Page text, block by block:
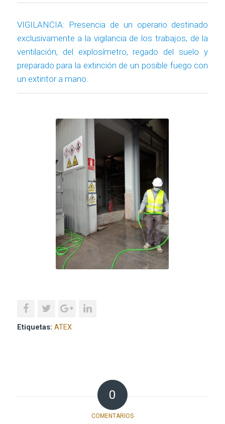
VIGILANCIA: Presencia de un operario destinado
exclusivamente a la vigilancia de los trabajos, de la
ventilación, del explosímetro, regado del suelo y
preparado para la extinción de un posible fuego con
un extintor a mano.
Etiquetas: ATEX
0
COMENTARIOS